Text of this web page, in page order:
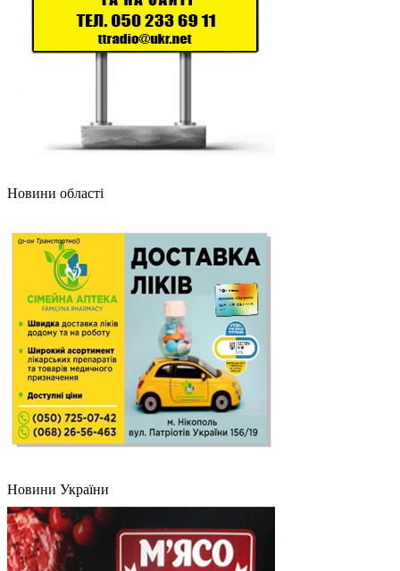
Новини області
Новини України